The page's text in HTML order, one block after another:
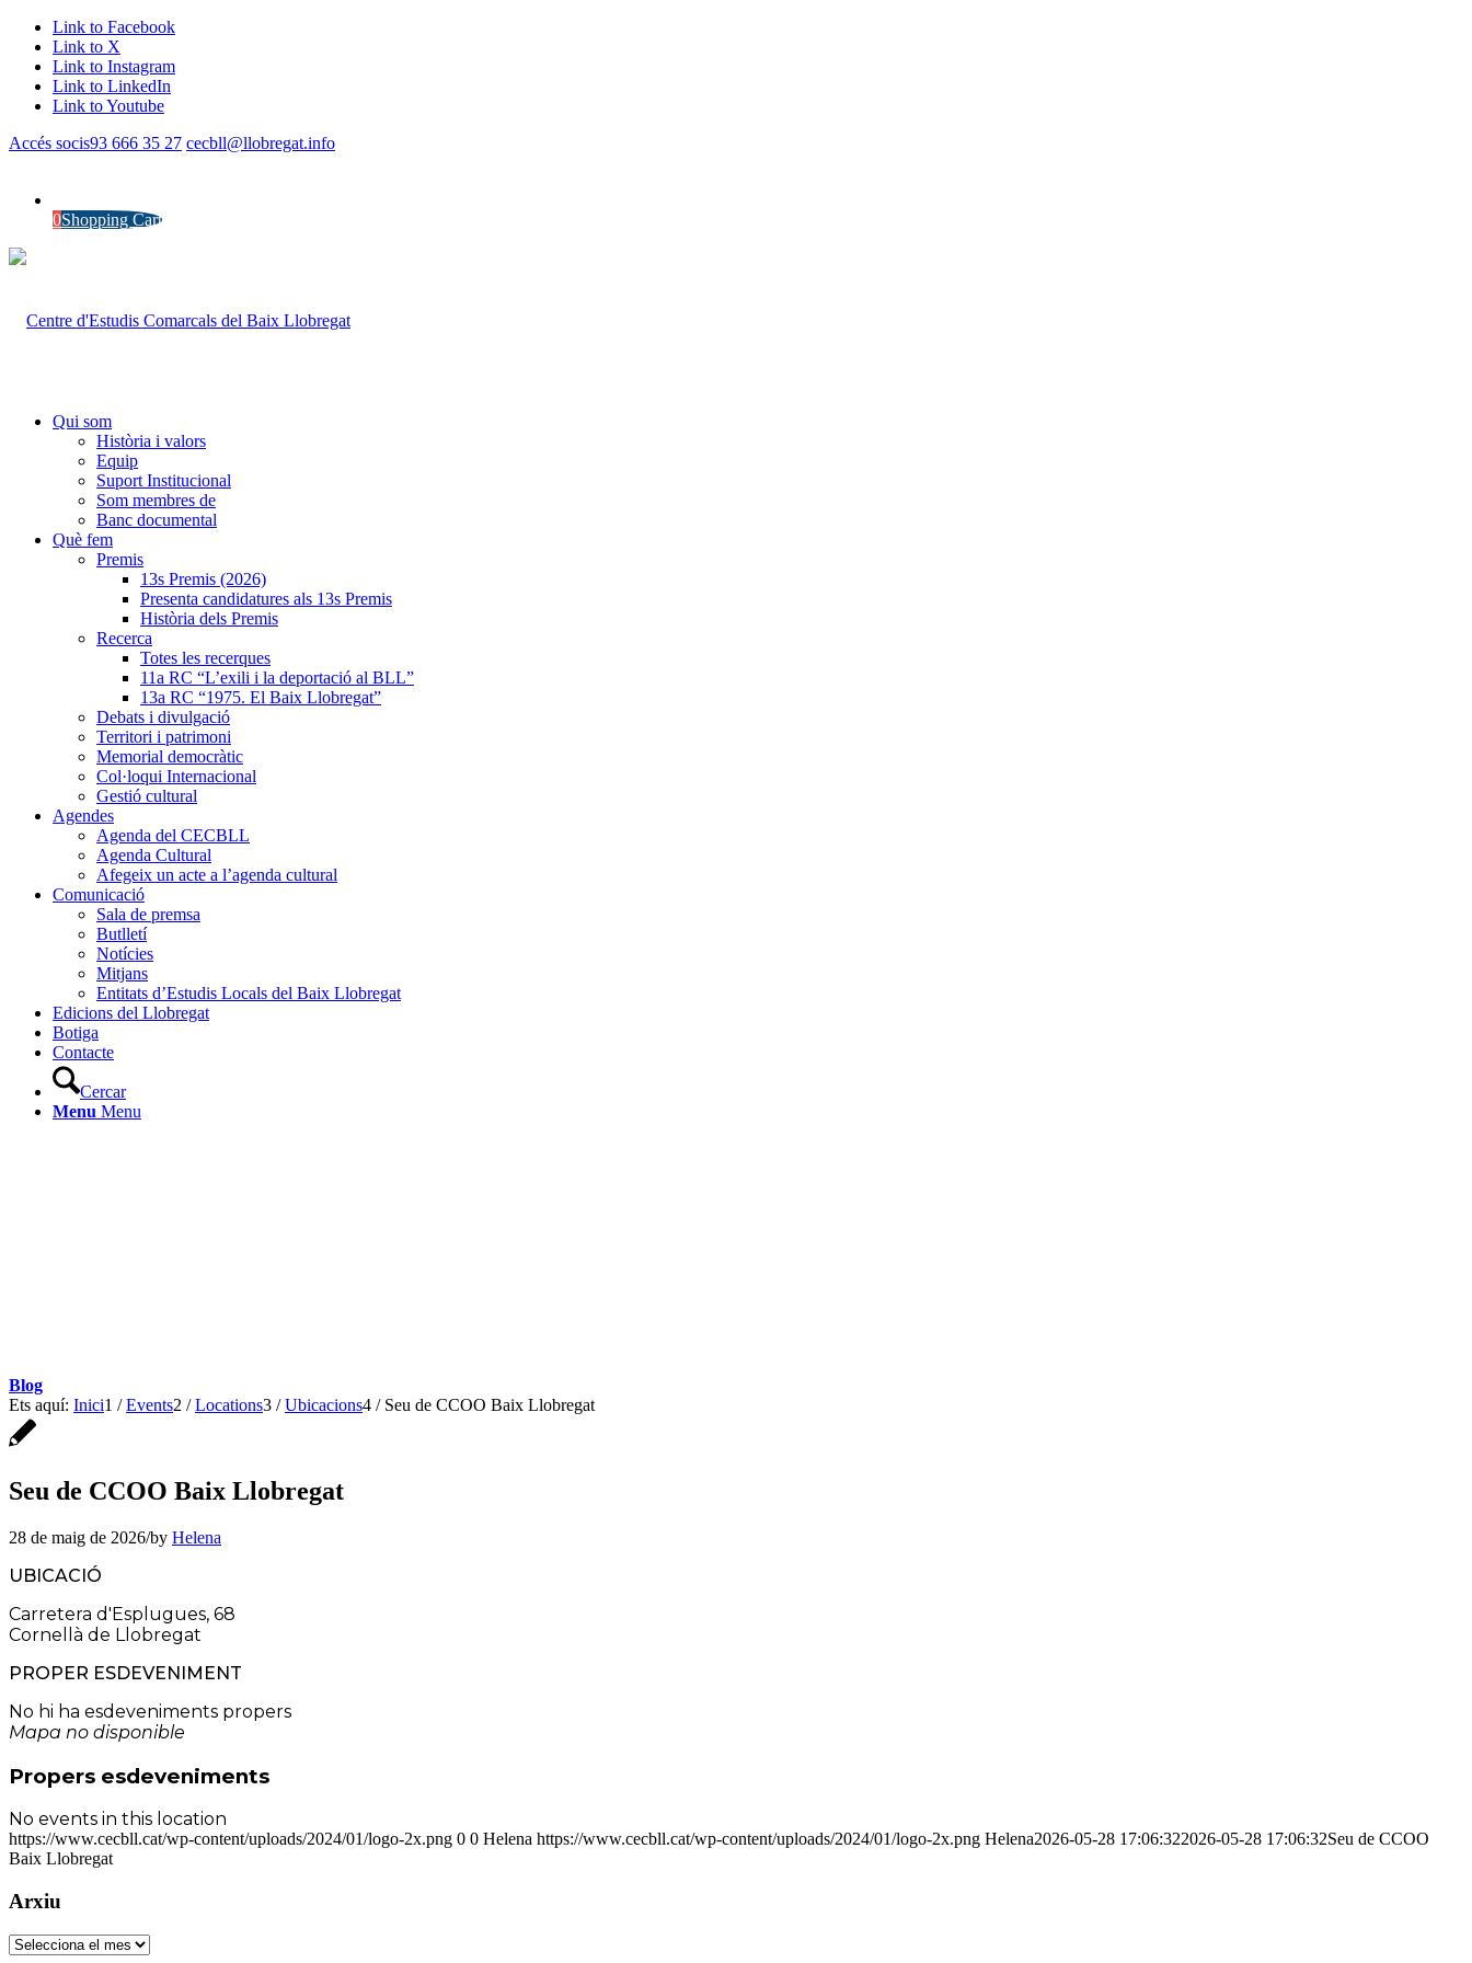
Link to Facebook
Link to X
Link to Instagram
Link to LinkedIn
Link to Youtube
Accés socis93 666 35 27 cecbll@llobregat.info
0Shopping Cart
Qui som
Història i valors
Equip
Suport Institucional
Som membres de
Banc documental
Què fem
Premis
13s Premis (2026)
Presenta candidatures als 13s Premis
Història dels Premis
Recerca
Totes les recerques
11a RC “L’exili i la deportació al BLL”
13a RC “1975. El Baix Llobregat”
Debats i divulgació
Territori i patrimoni
Memorial democràtic
Col·loqui Internacional
Gestió cultural
Agendes
Agenda del CECBLL
Agenda Cultural
Afegeix un acte a l’agenda cultural
Comunicació
Sala de premsa
Butlletí
Notícies
Mitjans
Entitats d’Estudis Locals del Baix Llobregat
Edicions del Llobregat
Botiga
Contacte
Cercar
Menu Menu
Blog
Ets aquí: Inici1 / Events2 / Locations3 / Ubicacions4 / Seu de CCOO Baix Llobregat
Seu de CCOO Baix Llobregat
28 de maig de 2026/by Helena
UBICACIÓ
Carretera d'Esplugues, 68
Cornellà de Llobregat
PROPER ESDEVENIMENT
No hi ha esdeveniments propers
Mapa no disponible
Propers esdeveniments
No events in this location
https://www.cecbll.cat/wp-content/uploads/2024/01/logo-2x.png 0 0 Helena https://www.cecbll.cat/wp-content/uploads/2024/01/logo-2x.png Helena2026-05-28 17:06:322026-05-28 17:06:32Seu de CCOO
Baix Llobregat
Arxiu
Arxiu